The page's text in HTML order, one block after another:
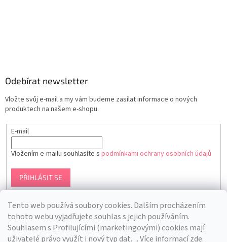
Tento web používá soubory cookies. Dalším procházením
tohoto webu vyjadřujete souhlas s jejich používáním.
Souhlasem s Profilujícími (marketingovými) cookies mají
uživatelé právo využít i nový typ dat. .. Více informacízde.
Odebírat newsletter
Vložte svůj e-mail a my vám budeme zasílat informace o nových
produktech na našem e-shopu.
E-mail
Vložením e-mailu souhlasíte s podmínkami ochrany osobních údajů
PŘIHLÁSIT SE